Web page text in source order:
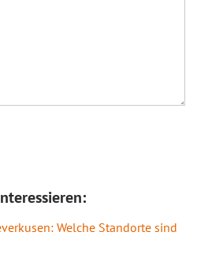
Welche Standorte sind